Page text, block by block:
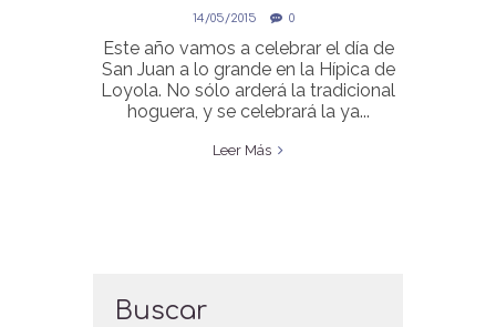
“EL AKELARRE”
14/05/2015 0
Este año vamos a celebrar el día de
San Juan a lo grande en la Hípica de
Loyola. No sólo arderá la tradicional
hoguera, y se celebrará la ya...
Leer Más
Buscar